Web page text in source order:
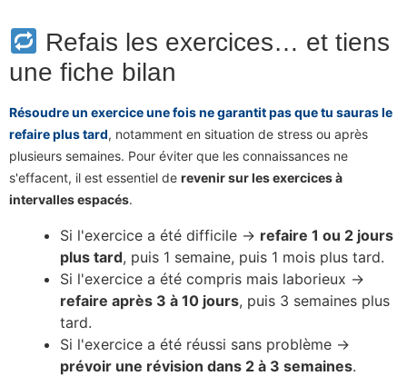
Refais les exercices… et tiens
une fiche bilan
Résoudre un exercice une fois ne garantit pas que tu sauras le
refaire plus tard, notamment en situation de stress ou après
plusieurs semaines. Pour éviter que les connaissances ne
s'effacent, il est essentiel de revenir sur les exercices à
intervalles espacés.
Si l'exercice a été difficile → refaire 1 ou 2 jours
plus tard, puis 1 semaine, puis 1 mois plus tard.
Si l'exercice a été compris mais laborieux →
refaire après 3 à 10 jours, puis 3 semaines plus
tard.
Si l'exercice a été réussi sans problème →
prévoir une révision dans 2 à 3 semaines.